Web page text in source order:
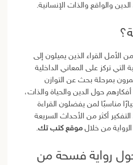
والواقع والذات الإنسانية.
القراء الذين يميلون إلى
التي تركز على المعاني الداخلية
بمرحلة بحث عن التوازن
حول الدين والحياة والذات،
مناسبًا لمن يفضلون القراءة
أكثر من الأحداث السريعة
من خلال موقع كتب تك.
رواية فسحة من